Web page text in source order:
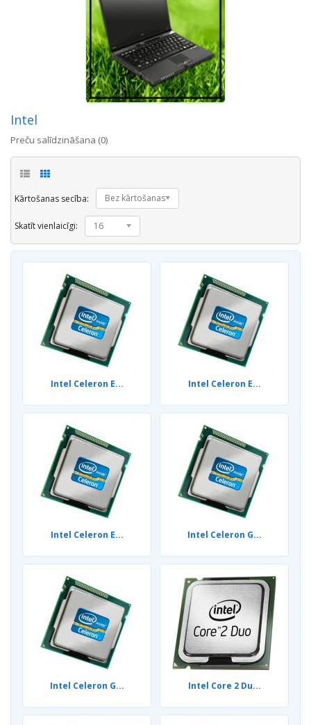
Intel
Preču salīdzināšana (0)
Kārtošanas secība: Bez kārtošanas
Skatīt vienlaicīgi: 16
Intel Celeron E... Intel Celeron E...
Intel Celeron E... Intel Celeron G...
Intel Celeron G... Intel Core 2 Du...